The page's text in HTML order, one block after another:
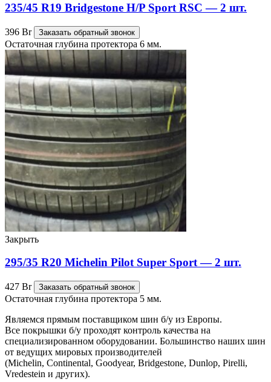
235/45 R19 Bridgestone H/P Sport RSC — 2 шт.
396 Br Заказать обратный звонок
Остаточная глубина протектора 6 мм.
Закрыть
295/35 R20 Michelin Pilot Super Sport — 2 шт.
427 Br Заказать обратный звонок
Остаточная глубина протектора 5 мм.
Являемся прямым поставщиком шин б/у из Европы.
Все покрышки б/у проходят контроль качества на
специализированном оборудовании. Большинство наших шин
от ведущих мировых производителей
(Michelin, Continental, Goodyear, Bridgestone, Dunlop, Pirelli,
Vredestein и других).